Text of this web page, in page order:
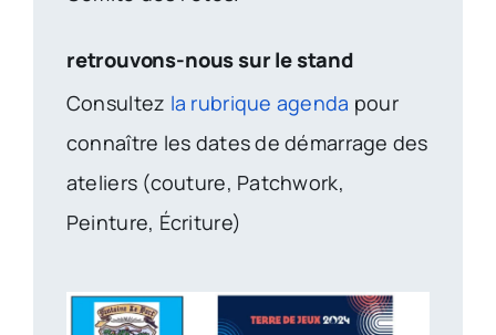
retrouvons-nous sur le stand
Consultez la rubrique agenda pour
connaître les dates de démarrage des
ateliers (couture, Patchwork,
Peinture, Écriture)